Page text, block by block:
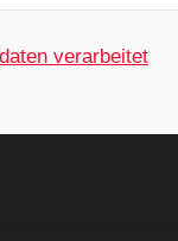
verarbeitet